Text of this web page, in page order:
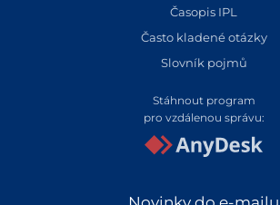
Časopis IPL
Často kladené otázky
Slovník pojmů
Stáhnout program
pro vzdálenou správu: